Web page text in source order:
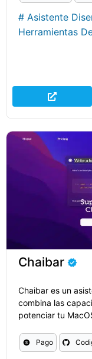
# Asistente
Herramientas
Chaibar
Chaibar es un
combina las
potenciar tu
Pago